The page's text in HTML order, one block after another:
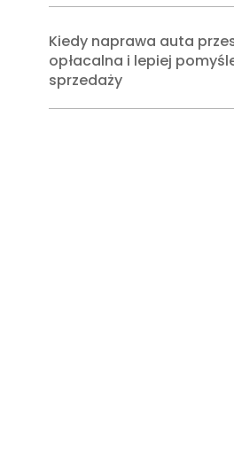
Kiedy naprawa auta
opłacalna i lepiej
sprzedaży